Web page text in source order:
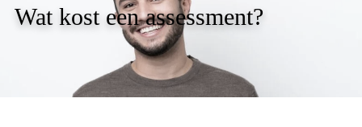
Wat kost een assessment?